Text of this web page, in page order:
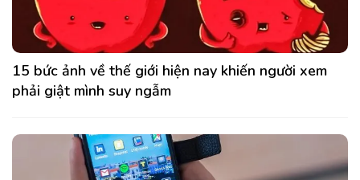
15 bức ảnh về thế giới hiện nay khiến người xem
phải giật mình suy ngẫm